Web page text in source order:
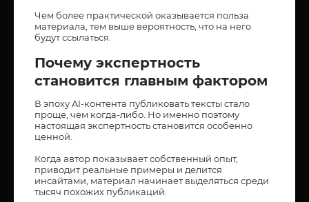
Чем более практической оказывается польза
материала, тем выше вероятность, что на него
будут ссылаться.
Почему экспертность
становится главным фактором
В эпоху AI-контента публиковать тексты стало
проще, чем когда-либо. Но именно поэтому
настоящая экспертность становится особенно
ценной.
Когда автор показывает собственный опыт,
приводит реальные примеры и делится
инсайтами, материал начинает выделяться среди
тысяч похожих публикаций.